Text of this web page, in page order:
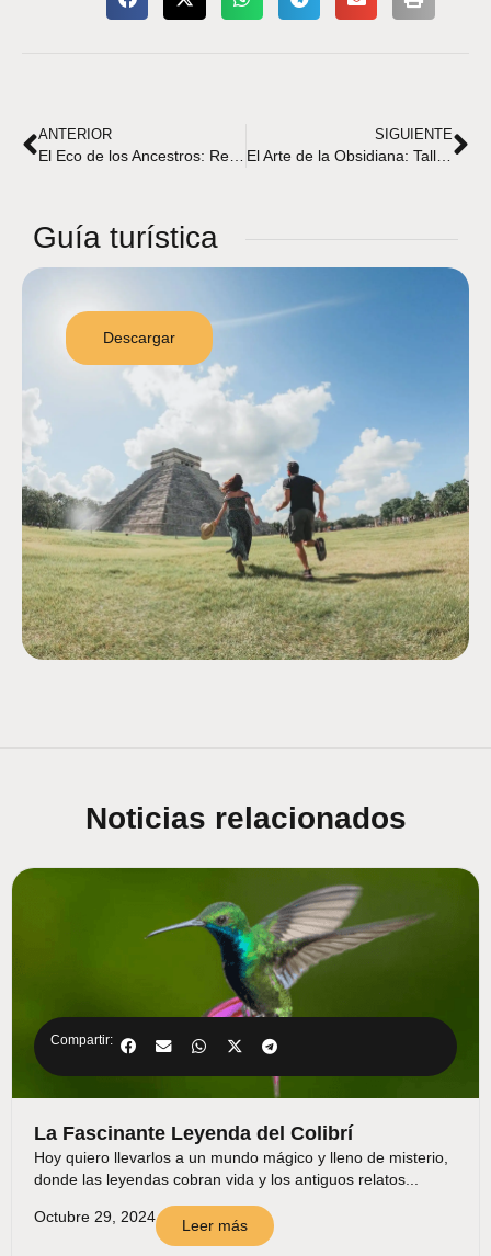
ANTERIOR SIGUIENTE
El Arte de la Obsidiana: Tallado y Significado en Zazil Tunich
Guía turística
Descargar
Noticias relacionados
Compartir:
La Fascinante Leyenda del Colibrí
Hoy quiero llevarlos a un mundo mágico y lleno de misterio,
donde las leyendas cobran vida y los antiguos relatos...
Octubre 29, 2024 Leer más